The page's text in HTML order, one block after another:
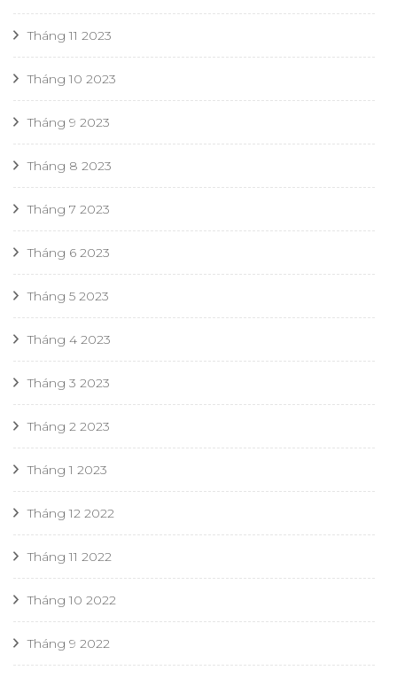
Tháng 11 2023
Tháng 10 2023
Tháng 9 2023
Tháng 8 2023
Tháng 7 2023
Tháng 6 2023
Tháng 5 2023
Tháng 4 2023
Tháng 3 2023
Tháng 2 2023
Tháng 1 2023
Tháng 12 2022
Tháng 11 2022
Tháng 10 2022
Tháng 9 2022